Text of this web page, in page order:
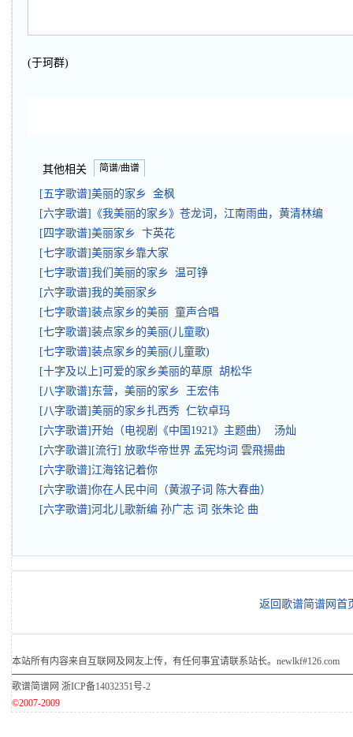
(于珂群)
其他相关 简谱/曲谱
[五字歌谱]美丽的家乡 金枫
[六字歌谱]《我美丽的家乡》苍龙词，江南雨曲，黄清林编
[四字歌谱]美丽家乡 卞英花
[七字歌谱]美丽家乡靠大家
[七字歌谱]我们美丽的家乡 温可铮
[六字歌谱]我的美丽家乡
[七字歌谱]装点家乡的美丽 童声合唱
[七字歌谱]装点家乡的美丽(儿童歌)
[七字歌谱]装点家乡的美丽(儿童歌)
[十字及以上]可爱的家乡美丽的草原 胡松华
[八字歌谱]东营，美丽的家乡 王宏伟
[八字歌谱]美丽的家乡扎西秀 仁钦卓玛
[六字歌谱]开始（电视剧《中国1921》主题曲） 汤灿
[六字歌谱][流行] 放歌华帝世界 孟宪均词 雲飛揚曲
[六字歌谱]江海铭记着你
[六字歌谱]你在人民中间（黄淑子词 陈大春曲）
[六字歌谱]河北儿歌新编 孙广志 词 张朱论 曲
返回歌谱简谱网首
本站所有内容来自互联网及网友上传，有任何事宜请联系站长。newlkf#126.com
歌谱简谱网 浙ICP备14032351号-2
©2007-2009